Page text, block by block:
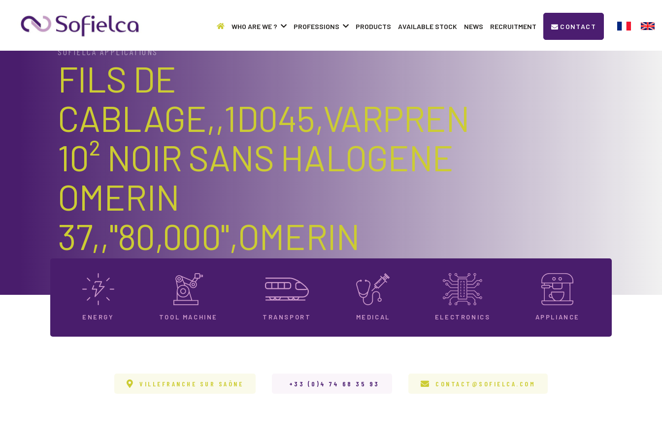
WHO ARE WE ? PROFESSIONS PRODUCTS AVAILABLE STOCK NEWS RECRUITMENT CONTACT
SOFIELCA APPLICATIONS
FILS DE
CABLAGE,,1D045,VARPREN
10² NOIR SANS HALOGENE
OMERIN
37,,"80,000",OMERIN
ENERGY TOOL MACHINE TRANSPORT MEDICAL ELECTRONICS APPLIANCE
VILLEFRANCHE SUR SAÔNE +33 (0)4 74 68 35 93 CONTACT@SOFIELCA.COM